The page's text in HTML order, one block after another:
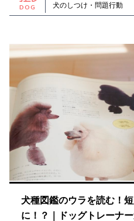
DOG 犬のしつけ・問題行動
犬種図鑑のウラを読む！
に！？｜ドッグトレーナ